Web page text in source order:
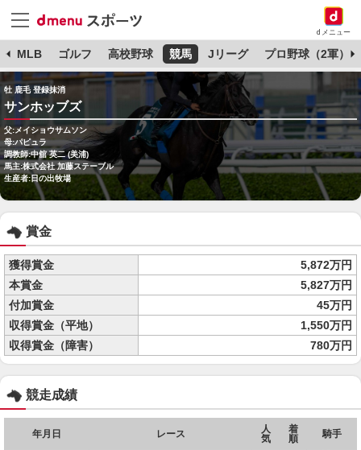
dメニュー
MLB ゴルフ 高校野球 競馬 Jリーグ プロ野球（2軍）
牡 鹿毛 登録抹消
サンホッブズ
父:メイショウサムソン
母:パピュラ
調教師:中舘 英二 (美浦)
馬主:株式会社 加藤ステーブル
生産者:日の出牧場
賞金
獲得賞金
5,872万円
本賞金
5,827万円
付加賞金
45万円
収得賞金（平地）
1,550万円
収得賞金（障害）
780万円
競走成績
年月日 レース
人
気
着
順
騎手